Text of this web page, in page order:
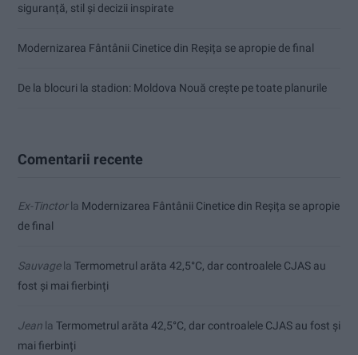
siguranță, stil și decizii inspirate
Modernizarea Fântânii Cinetice din Reșița se apropie de final
De la blocuri la stadion: Moldova Nouă crește pe toate planurile
Comentarii recente
Ex-Tinctorla Modernizarea Fântânii Cinetice din Reșița se apropie
de final
Sauvagela Termometrul arăta 42,5°C, dar controalele CJAS au
fost și mai fierbinți
Jean la Termometrul arăta 42,5°C, dar controalele CJAS au fost și
mai fierbinți